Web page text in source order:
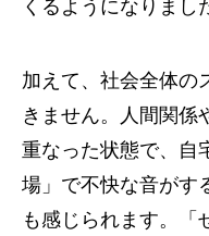
くるようになりまし
加えて、社会全体の
きません。人間関係
重なった状態で、自
場」で不快な音がす
も感じられます。「